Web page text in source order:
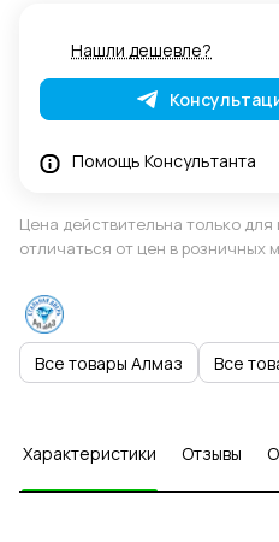
Нашли дешевле?
Помощь Консультанта
Цена действительна только
отличаться от цен в розничных
Все товары Алмаз Все
Характеристики Отзывы